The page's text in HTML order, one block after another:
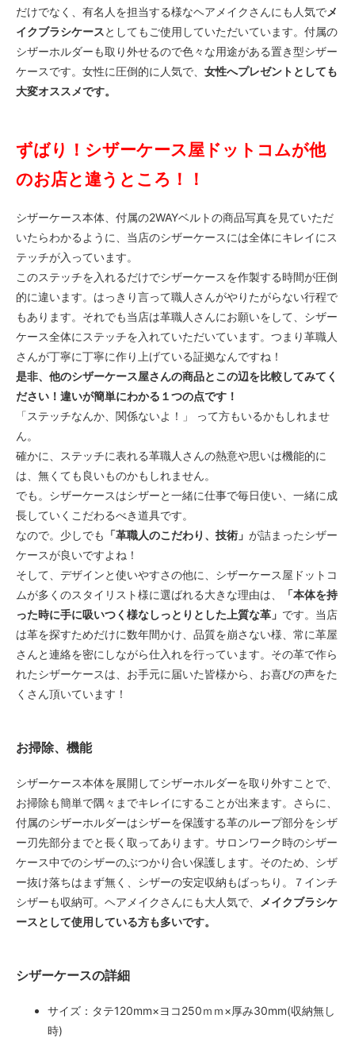
だけでなく、有名人を担当する様なヘアメイクさんにも人気でメ
イクブラシケースとしてもご使用していただいています。付属の
シザーホルダーも取り外せるので色々な用途がある置き型シザー
ケースです。女性に圧倒的に人気で、 女性へプレゼントとしても
大変オススメです。
ずばり！シザーケース屋ドットコムが他
のお店と違うところ！！
シザーケース本体、付属の2WAYベルトの商品写真を見ていただ
いたらわかるように、当店のシザーケースには全体にキレイにス
テッチが入っています。
このステッチを入れるだけでシザーケースを作製する時間が圧倒
的に違います。はっきり言って職人さんがやりたがらない行程で
もあります。それでも当店は革職人さんにお願いをして、シザー
ケース全体にステッチを入れていただいています。つまり革職人
さんが丁寧に丁寧に作り上げている証拠なんですね！
是非、他のシザーケース屋さんの商品とこの辺を比較してみてく
ださい！違いが簡単にわかる１つの点です！
「ステッチなんか、関係ないよ！」 って方もいるかもしれませ
ん。
確かに、ステッチに表れる革職人さんの熱意や思いは機能的に
は、無くても良いものかもしれません。
でも。シザーケースはシザーと一緒に仕事で毎日使い、一緒に成
長していくこだわるべき道具です。
なので。少しでも 「革職人のこだわり、技術」 が詰まったシザー
ケースが良いですよね！
そして、デザインと使いやすさの他に、シザーケース屋ドットコ
ムが多くのスタイリスト様に選ばれる大きな理由は、
「本体を持
った時に手に吸いつく様なしっとりとした上質な革」 です。当店
は革を探すためだけに数年間かけ、品質を崩さない様、常に革屋
さんと連絡を密にしながら仕入れを行っています。その革で作ら
れたシザーケースは、お手元に届いた皆様から、お喜びの声をた
くさん頂いています！
お掃除、機能
シザーケース本体を展開してシザーホルダーを取り外すことで、
お掃除も簡単で隅々までキレイにすることが出来ます。さらに、
付属のシザーホルダーはシザーを保護する革のループ部分をシザ
ー刃先部分までと長く取ってあります。サロンワーク時のシザー
ケース中でのシザーのぶつかり合い保護します。そのため、シザ
ー抜け落ちはまず無く、シザーの安定収納もばっちり。７インチ
シザーも収納可。ヘアメイクさんにも大人気で、
メイクブラシケ
ースとして使用している方も多いです。
シザーケースの詳細
サイズ：タテ120mm×ヨコ250ｍｍ×厚み30mm(収納無し
時)